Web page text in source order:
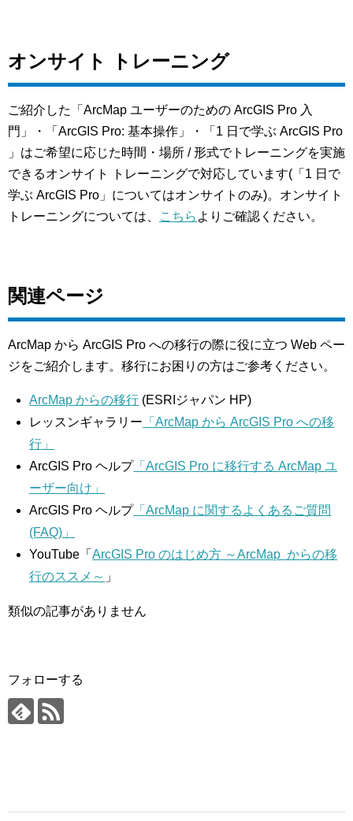
オンサイト トレーニング
ご紹介した「ArcMap ユーザーのための ArcGIS Pro 入
門」・「ArcGIS Pro: 基本操作」・「1 日で学ぶ ArcGIS Pro
」はご希望に応じた時間・場所 / 形式でトレーニングを実施
できるオンサイト トレーニングで対応しています(「1 日で
学ぶ ArcGIS Pro」についてはオンサイトのみ)。オンサイト
トレーニングについては、
こちら よりご確認ください。
関連ページ
ArcMap から ArcGIS Pro への移行の際に役に立つ Web ペー
ジをご紹介します。移行にお困りの方はご参考ください。
ArcMap からの移行 (ESRIジャパン HP)
レッスンギャラリー 「ArcMap から ArcGIS Pro への移
行」
ArcGIS Pro ヘルプ「ArcGIS Pro に移行する ArcMap ユ
ーザー向け」
ArcGIS Pro ヘルプ「ArcMap に関するよくあるご質問
(FAQ)」
YouTube「ArcGIS Pro のはじめ方 ～ArcMap からの移
行のススメ～ 」
類似の記事がありません
フォローする